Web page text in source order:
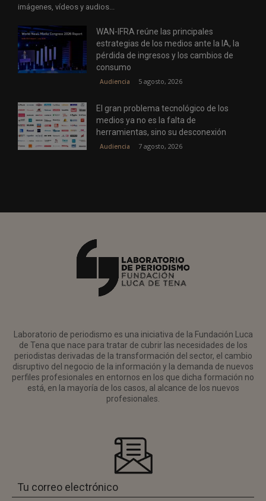
imágenes, vídeos y audios...
WAN-IFRA reúne las principales
estrategias de los medios ante la IA, la
pérdida de ingresos y los cambios de
consumo
Audiencia 5 agosto, 2026
El gran problema tecnológico de los
medios ya no es la falta de
herramientas, sino su desconexión
Audiencia 7 agosto, 2026
Laboratorio de periodismo es una iniciativa de la Fundación Luca
de Tena que nace para tratar de cubrir las necesidades de los
periodistas derivadas de la transformación del sector, el cambio
disruptivo del negocio de la información y la demanda de nuevos
perfiles profesionales en entornos en los que dicha formación no
está, en la mayoría de los casos, al alcance de los nuevos
profesionales.